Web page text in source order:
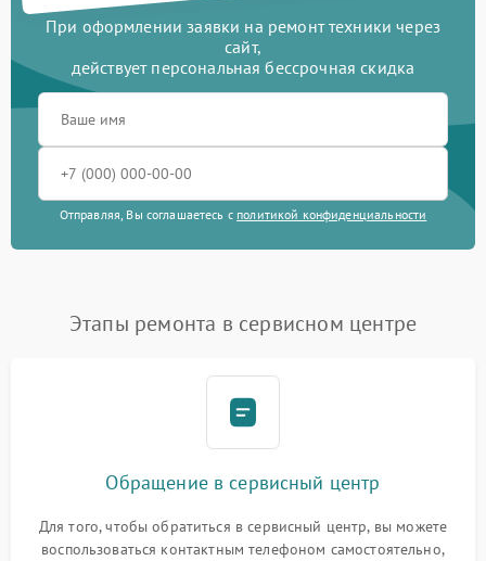
При оформлении заявки на ремонт техники через
сайт,
действует персональная бессрочная скидка
Отправляя, Вы соглашаетесь с политикой конфиденциальности
Этапы ремонта в сервисном центре
Обращение в сервисный центр
Для того, чтобы обратиться в сервисный центр, вы можете
воспользоваться контактным телефоном самостоятельно,